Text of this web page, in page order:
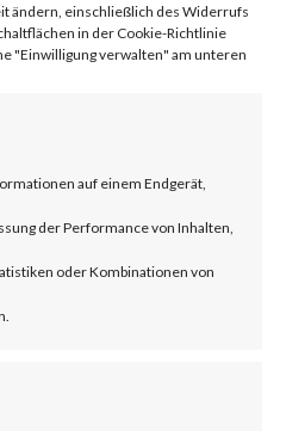
ändern, einschließlich des Widerrufs
in der Cookie-Richtlinie
"Einwilligung verwalten" am unteren
auf einem Endgerät,
der Performance von Inhalten,
oder Kombinationen von
affects
version 6.23.
allows threat
a zip file that
Opening